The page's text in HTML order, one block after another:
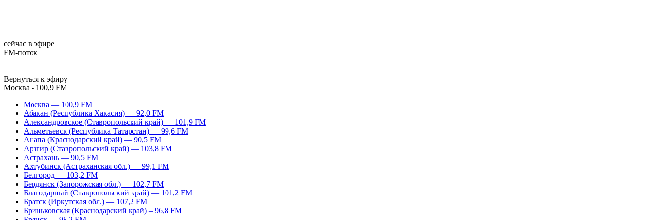
сейчас в эфире
FM-поток
Вернуться к эфиру
Москва - 100,9 FM
Москва — 100,9 FM
Абакан (Республика Хакасия) — 92,0 FM
Александровское (Ставропольский край) — 101,9 FM
Альметьевск (Республика Татарстан) — 99,6 FM
Анапа (Краснодарский край) — 90,5 FM
Арзгир (Ставропольский край) — 103,8 FM
Астрахань — 90,5 FM
Ахтубинск (Астраханская обл.) — 99,1 FM
Белгород — 103,2 FM
Бердянск (Запорожская обл.) — 102,7 FM
Благодарный (Ставропольский край) — 101,2 FM
Братск (Иркутская обл.) — 107,2 FM
Бриньковская (Краснодарский край) – 96,8 FM